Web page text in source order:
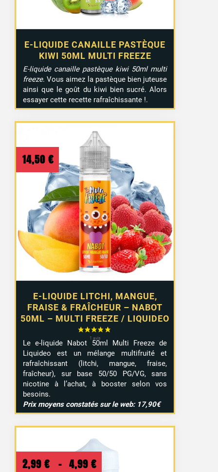
E-LIQUIDE CANAILLE PASTÈQUE
KIWI 50ML MULTI FREEZE
E-liquide canaille pastèque kiwi 50ml multi
freeze. Vous aimez la pastèque bien juteuse
ainsi que le goût du kiwi bien sucré. Alors
essayer cette recette rafraîchissante !.
E-LIQUIDE LITCHI, MANGUE,
FRAISE & FRAÎCHEUR – NABOT
50ML – MULTI FREEZE / LIQUIDEO
14,50 €
Le e-liquide Nabot 50ml Multi Freeze de
Liquideo est un mélange multifruité et
rafraîchissant (litchi, mangue, fraise,
fraîcheur), sur base 50/50 PG/VG, sans
nicotine à l’achat, à booster selon vos
besoins.
Prix moyens constatés sur le web: 17,90€
2,99 € – 4,99 €